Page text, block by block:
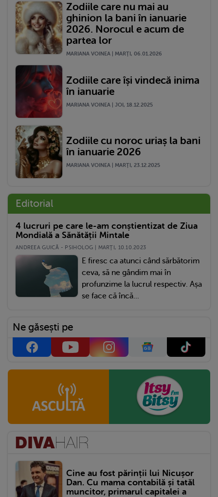
Zodiile care nu mai au
ghinion la bani în ianuarie
2026. Norocul e acum de
partea lor
MARIANA VOINEA | MARŢI, 06.01.2026
Zodiile care își vindecă inima
în ianuarie
MARIANA VOINEA | JOI, 18.12.2025
Zodiile cu noroc uriaș la bani
în ianuarie 2026
MARIANA VOINEA | MARŢI, 23.12.2025
Editorial
4 lucruri pe care le-am conștientizat de Ziua
Mondială a Sănătății Mintale
ANDREEA GUICĂ - PSIHOLOG | MARŢI, 10.10.2023
E firesc ca atunci când sărbătorim
ceva, să ne gândim mai în
profunzime la lucrul respectiv. Așa
se face că încă...
Ne găsești pe
Cine au fost părinții lui Nicușor
Dan. Cu mama contabilă și tatăl
muncitor, primarul capitalei a